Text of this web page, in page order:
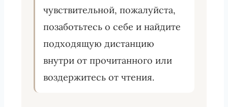
чувствительной, пожалуйста,
позаботьтесь о себе и найдите
подходящую дистанцию
внутри от прочитанного или
воздержитесь от чтения.